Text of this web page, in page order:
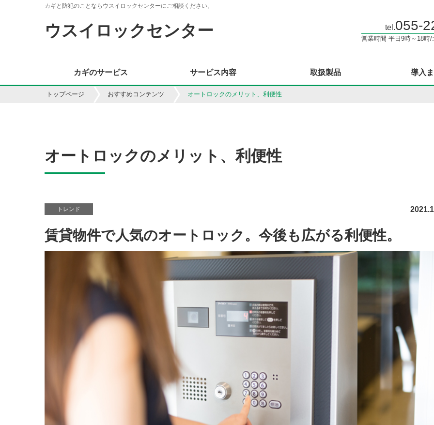
カギと防犯のことならウスイロックセンターにご相談ください。
ウスイロックセンター tel.055-
営業時間 平日9時～18時
カギのサービス サービス内容 取扱製品 導入
トップページ おすすめコンテンツ オートロックのメリット、利便性
オートロックのメリット、利便性
トレンド
賃貸物件で人気のオートロック。今後も広がる利便性。